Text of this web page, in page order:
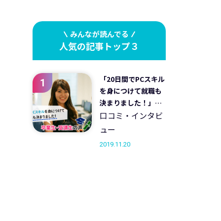
みんなが読んでる
人気の記事トップ３
1
「20日間でPCスキル
を身につけて就職も
決まりました！」卒
業生・受講生の声
口コミ・インタビ
ュー
2019.11.20